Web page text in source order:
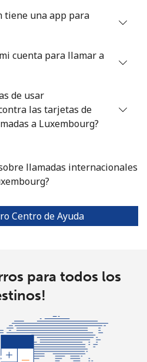
37 min por ⁦$10⁩
tiene una app para
cuenta para llamar a
de usar
las tarjetas de
a Luxembourg?
llamadas internacionales
Centro de Ayuda
para todos los